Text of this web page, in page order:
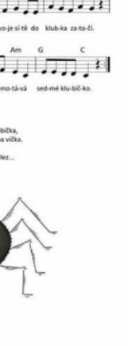
|RSS